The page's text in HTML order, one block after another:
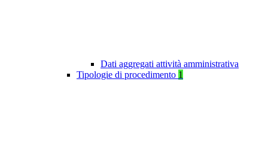
Dati aggregati attività amministrativa
Tipologie di procedimento 1